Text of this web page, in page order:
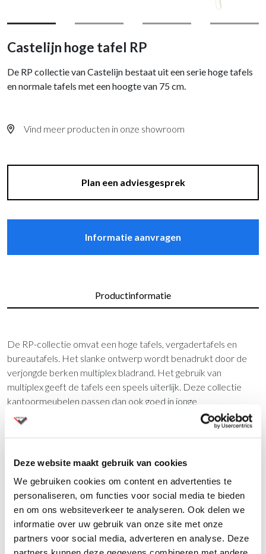
Deze website maakt gebruik van cookies
We gebruiken cookies om content en advertenties te
personaliseren, om functies voor social media te bieden
en om ons websiteverkeer te analyseren. Ook delen we
informatie over uw gebruik van onze site met onze
partners voor social media, adverteren en analyse. Deze
Castelijn hoge tafel RP
De RP collectie van Castelijn bestaat uit een serie hoge tafels
en normale tafels met een hoogte van 75 cm.
Vind meer producten in onze showroom
Plan een adviesgesprek
Informatie aanvragen
Productinformatie
De RP-collectie omvat een hoge tafels, vergadertafels en
bureautafels. Het slanke ontwerp wordt benadrukt door de
verjongde berken multiplex bladrand. Het gebruik van
multiplex geeft de tafels een speels uiterlijk. Deze collectie
kantoormeubelen passen dan ook goed in jonge
bedrijfsculturen. De tafels staan op ranke taps toelopende,
massief eiken poten. Een extra bijzonder effect wordt
kast steunt. In onze showroom laten we graag de
kastenserie.
Vragen?
Wij staan u graag te woord via de telefoon.